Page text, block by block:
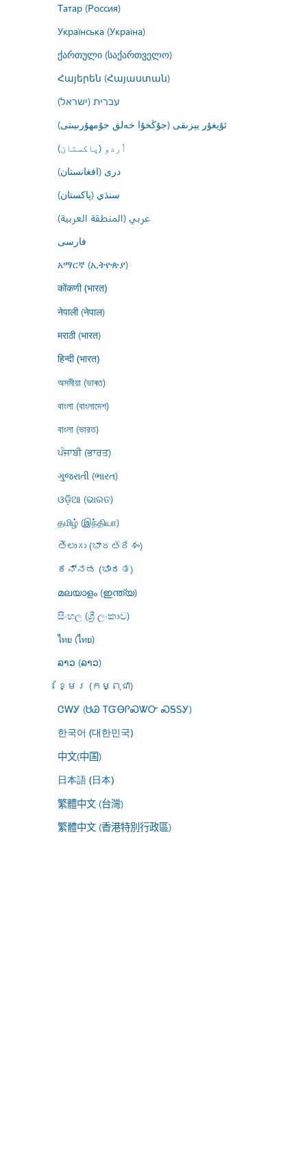
Татар (Россия)
Українська (Україна)
ქართული (საქართველო)
Հայերեն (Հայաստան)
עברית (ישראל)
ئۇيغۇر يېزىقى (جۇڭخۇا خەلق جۇمھۇرىيىتى)
اُردو (پاکستان)
درى (افغانستان)
سنڌي (پاکستان)
عربي (المنطقة العربية)
فارسى
አማርኛ (ኢትዮጵያ)
कोंकणी (भारत)
नेपाली (नेपाल)
मराठी (भारत)
हिन्दी (भारत)
অসমীয়া (ভাৰত)
বাংলা (বাংলাদেশ)
বাংলা (ভারত)
ਪੰਜਾਬੀ (ਭਾਰਤ)
ગુજરાતી (ભારત)
ଓଡ଼ିଆ (ଭାରତ)
தமிழ் (இந்தியா)
తెలుగు (భారతదేశం)
ಕನ್ನಡ (ಭಾರತ)
മലയാളം (ഇന്ത്യ)
සිංහල (ශ්‍රී ලංකාව)
ไทย (ไทย)
ລາວ (ລາວ)
ខ្មែរ (កម្ពុជា)
ᏣᎳᎩ (ᏌᏊ ᎢᏳᎾᎵᏍᏔᏅ ᏍᎦᏚᎩ)
한국어 (대한민국)
中文(中国)
日本語 (日本)
繁體中文 (台灣)
繁體中文 (香港特別行政區)